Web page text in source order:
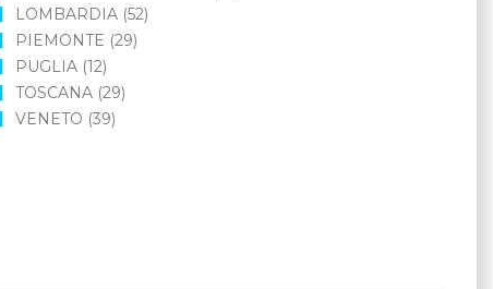
LOMBARDIA (52)
PIEMONTE (29)
PUGLIA (12)
TOSCANA (29)
VENETO (39)